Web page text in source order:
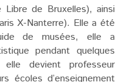
Libre de Bruxelles), ainsi
X-Nanterre). Elle a été
de musées, elle a
pendant quelques
devient professeur
écoles d’enseignement